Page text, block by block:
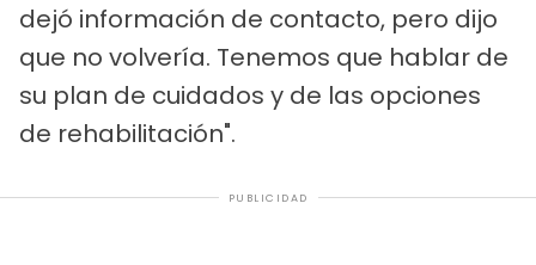
dejó información de contacto, pero dijo
que no volvería. Tenemos que hablar de
su plan de cuidados y de las opciones
de rehabilitación".
PUBLICIDAD